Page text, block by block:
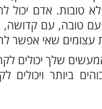
טובות. אדם יכול
טובה, עם
עצומים שאי אפשר
שלך יכולים
ביותר